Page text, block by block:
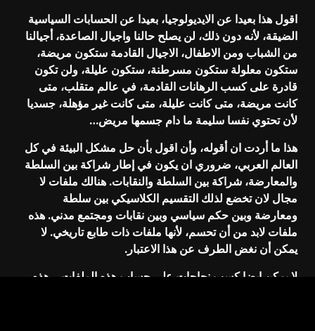
اقول هذا بعيدا عن الايديولوجيا، بعيدا عن الحسابات السياسية
الضيقة، لأنه دون ذلك، لن يصلح حالنا واجيال الصاعدة، أجيالنا
من الشباب ومن الاطفال، الاجيال القادمة ستكون مريضة،
ستكون معلولة ستكون مسرطنة، ستكون عليلة، ولن تكون
قادرة على كسب الرهانات القادمة، في عالم متقلب، متى
كانت مريضة، متى كانت عليلة، متى كانت غير مؤهلة، جسديا
لأن تحتوي نفسا سليمة ما دام جسمها مريض…
هذا ما أردت ان أقوله، وأن اقول بأن حل مشكل البيئة في كل
العالم العربي، ضروري ان يكون في إطار شراكة بين السلطة
والمعارضة، شراكة بين السلطة والنقابات. هنالك ملفات لا
مجال لان تخضع لذلك التقسيم الكلاسيكي بين سلطة
ومعارضة وبين حكم سياسي وبين نقابات ومجتمع مدني. هذه
ملفات لابد من أن تحسم، لأنها ملفات ذات طابع تاريخي. لا
يمكن أن نغض الطرف عن هذا الاعتبار.
لا يمكن ايضا كسب نجاحات على حساب هذه الملفات… هذه